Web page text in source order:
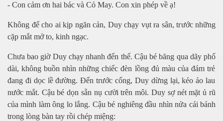
- Con cảm ơn hai bác và Cỏ May. Con xin phép về ạ!
Không đểcho ai kịp ngăn cản, Duy chạy vụt ra sân, trước những
cặp mắt mởto, kinh ngạc.
Chưa bao giờDuy chạy nhanh đến thế. Cậu bé băng qua dãy phố
dài, không buồn nhìn những chiếc đèn lồng đủ màu của đám trẻ
đang đi dọc lềđường. Đến trước cổng, Duy dừng lại, kéo áo lau
nước mắt. Cậu bé dọn sẵn nụ cười trên môi. Duy sợnét mặtủ rũ
của mình làm ông lo lắng. Cậu bé nghiêng đầu nhìn nửa cái bánh
trong lòng bàn tay rồi chép miệng: